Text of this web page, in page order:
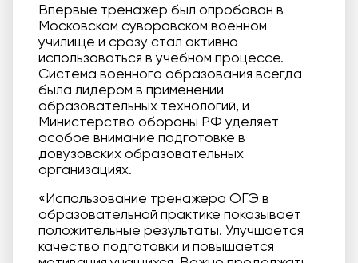
Впервые тренажер был опробован в
Московском суворовском военном
училище и сразу стал активно
использоваться в учебном процессе.
Система военного образования всегда
была лидером в применении
образовательных технологий, и
Министерство обороны РФ уделяет
особое внимание подготовке в
довузовских образовательных
организациях.
«Использование тренажера ОГЭ в
образовательной практике показывает
положительные результаты. Улучшается
качество подготовки и повышается